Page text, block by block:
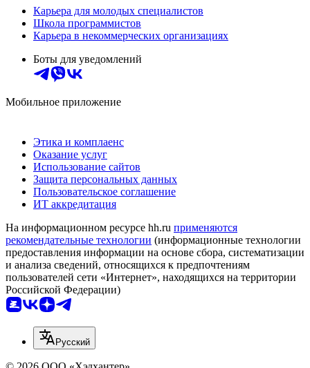
Карьера для молодых специалистов
Школа программистов
Карьера в некоммерческих организациях
Боты для уведомлений
Мобильное приложение
Этика и комплаенс
Оказание услуг
Использование сайтов
Защита персональных данных
Пользовательское соглашение
ИТ аккредитация
На информационном ресурсе hh.ru применяются
рекомендательные технологии (информационные технологии
предоставления информации на основе сбора, систематизации
и анализа сведений, относящихся к предпочтениям
пользователей сети «Интернет», находящихся на территории
Российской Федерации)
Русский